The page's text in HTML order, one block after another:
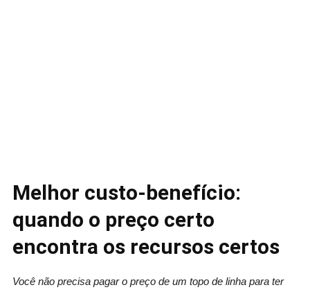
Melhor custo-benefício:
quando o preço certo
encontra os recursos certos
Você não precisa pagar o preço de um topo de linha para ter